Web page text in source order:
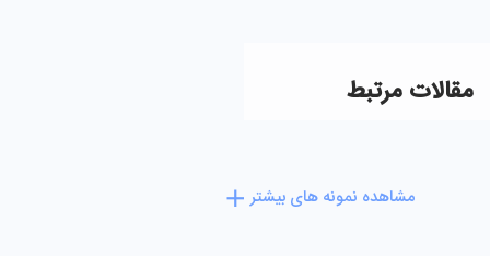
مقالات مرتبط
مشاهده نمونه های بیشتر